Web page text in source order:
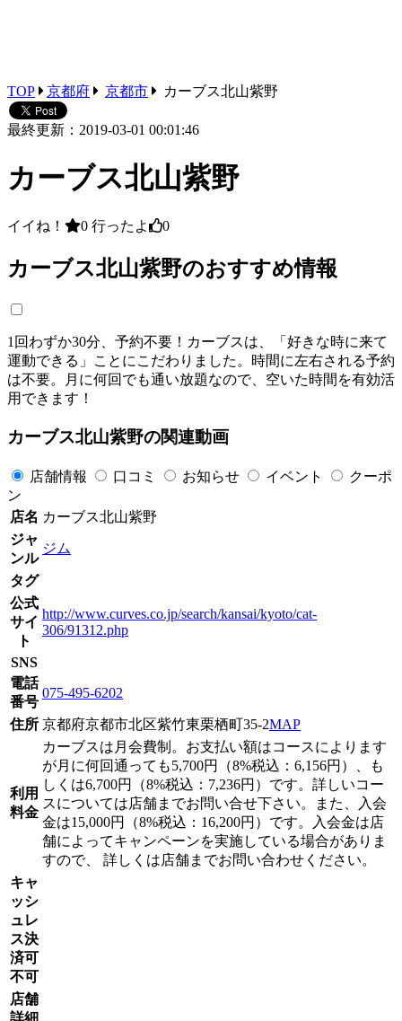
TOP 京都府 京都市 カーブス北山紫野
最終更新：2019-03-01 00:01:46
カーブス北山紫野
イイね！ 0 行ったよ 0
カーブス北山紫野のおすすめ情報
1回わずか30分、予約不要！カーブスは、「好きな時に来て
運動できる」ことにこだわりました。時間に左右される予約
は不要。月に何回でも通い放題なので、空いた時間を有効活
用できます！
カーブス北山紫野の関連動画
店舗情報 口コミ お知らせ イベント
クーポ
ン
店名 カーブス北山紫野
ジャ
ンル
ジム
タグ
公式
サイ
ト
http://www.curves.co.jp/search/kansai/kyoto/cat-
306/91312.php
SNS
電話
番号
075-495-6202
住所 京都府京都市北区紫竹東栗栖町35-2MAP
利用
料金
カーブスは月会費制。お支払い額はコースによります
が月に何回通っても5,700円（8%税込：6,156円）、も
しくは6,700円（8%税込：7,236円）です。詳しいコー
スについては店舗までお問い合せ下さい。また、入会
金は15,000円（8%税込：16,200円）です。入会金は店
舗によってキャンペーンを実施している場合がありま
すので、 詳しくは店舗までお問い合わせください。
キャ
ッシ
ュレ
ス決
済可
不可
店舗
詳細